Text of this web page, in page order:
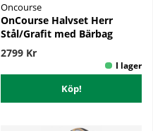
Oncourse
OnCourse Halvset Herr
Stål/Grafit med Bärbag
2799 Kr
Köp!